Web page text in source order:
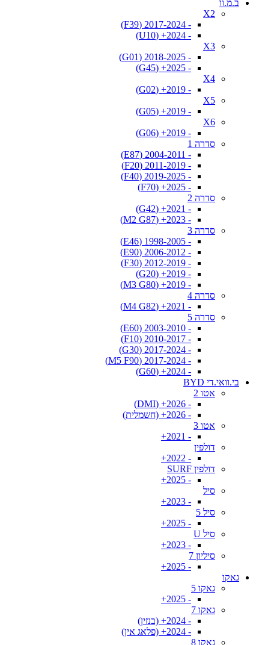
ב.מ.וו
X2
- 2017-2024 (F39)
- 2024+ (U10)
X3
- 2018-2025 (G01)
- 2025+ (G45)
X4
- 2019+ (G02)
X5
- 2019+ (G05)
X6
- 2019+ (G06)
סדרה 1
- 2004-2011 (E87)
- 2011-2019 (F20)
- 2019-2025 (F40)
- 2025+ (F70)
סדרה 2
- 2021+ (G42)
- 2023+ (M2 G87)
סדרה 3
- 1998-2005 (E46)
- 2006-2012 (E90)
- 2012-2019 (F30)
- 2019+ (G20)
- 2019+ (M3 G80)
סדרה 4
- 2021+ (M4 G82)
סדרה 5
- 2003-2010 (E60)
- 2010-2017 (F10)
- 2017-2024 (G30)
- 2017-2024 (M5 F90)
- 2024+ (G60)
בי.וואי.די BYD
אטו 2
- 2026+ (DMI)
- 2026+ (חשמלית)
אטו 3
- 2021+
דולפין
- 2022+
דולפין SURF
- 2025+
סיל
- 2023+
סיל 5
- 2025+
סיל U
- 2023+
סיליון 7
- 2025+
גאקו
גאקו 5
- 2025+
גאקו 7
- 2024+ (בנזין)
- 2024+ (פלאג אין)
גאקו 8